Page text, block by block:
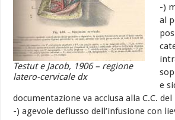
Testut e Jacob, 1906 – regione
latero-cervicale dx
-)
al
e
documentazione va acclusa alla C.C. del
-) agevole deflusso dell’infusione con